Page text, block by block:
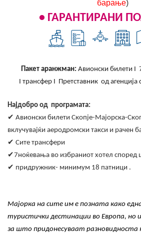
барање)
• ГАРАНТИРАНИ
Пакет аранжман: Авионски билети I
трансфер I Претставник од агенција
Најдобро од програмата:
✔ Авионски билети Скопје-Мајорска-
вклучувајќи аеродромски такси и рачен
✔ Сите трансфери
✔7ноќевања во избраниот хотел според
✔ придружник- минимум 18 патници .
Мајорка на сите им е позната како
туристички дестинации во Европа, но
за што придонесуваат разновидноста